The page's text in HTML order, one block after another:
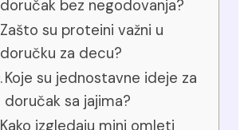
doručak bez negodovanja?
Zašto su proteini važni u
doručku za decu?
Koje su jednostavne ideje za
doručak sa jajima?
Kako izgledaju mini omleti